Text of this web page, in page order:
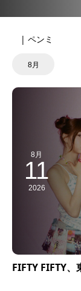
| ペンミ
8月
8月
11
2026
FIFTY FIFTY